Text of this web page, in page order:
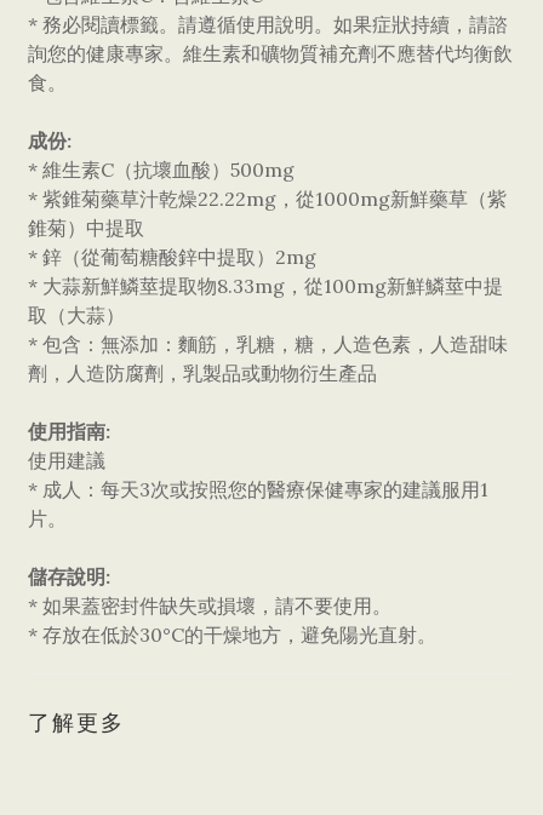
* 務必閱讀標籤。請遵循使用說明。如果症狀持續，請諮
詢您的健康專家。維生素和礦物質補充劑不應替代均衡飲
食。
成份:
* 維生素C（抗壞血酸）500mg
* 紫錐菊藥草汁乾燥22.22mg，從1000mg新鮮藥草（紫
錐菊）中提取
* 鋅（從葡萄糖酸鋅中提取）2mg
* 大蒜新鮮鱗莖提取物8.33mg，從100mg新鮮鱗莖中提
取（大蒜）
* 包含：無添加：麵筋，乳糖，糖，人造色素，人造甜味
劑，人造防腐劑，乳製品或動物衍生產品
使用指南:
使用建議
* 成人：每天3次或按照您的醫療保健專家的建議服用1
片。
儲存說明:
* 如果蓋密封件缺失或損壞，請不要使用。
* 存放在低於30°C的干燥地方，避免陽光直射。
了解更多